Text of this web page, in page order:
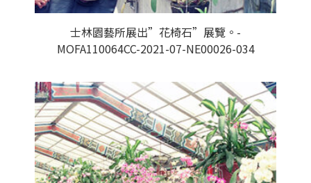
士林園藝所展出”花椅石”展覽。-
MOFA110064CC-2021-07-NE00026-034